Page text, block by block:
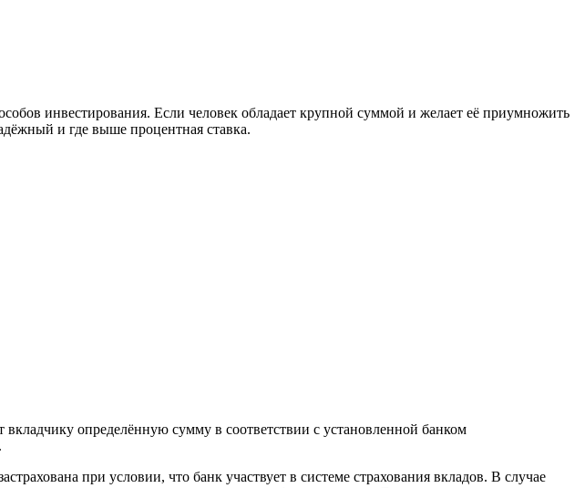
инвестирования. Если человек обладает крупной суммой и желает её приумножить
и где выше процентная ставка.
определённую сумму в соответствии с установленной банком
при условии, что банк участвует в системе страхования вкладов. В случае